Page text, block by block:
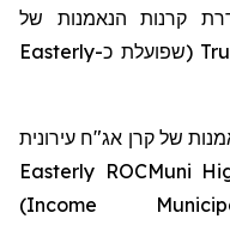
קרנות הנאמנות של
(שפועלת כ-Easterly
של קרן אג"ח עירונית
Easterly ROCMuni
Income
)